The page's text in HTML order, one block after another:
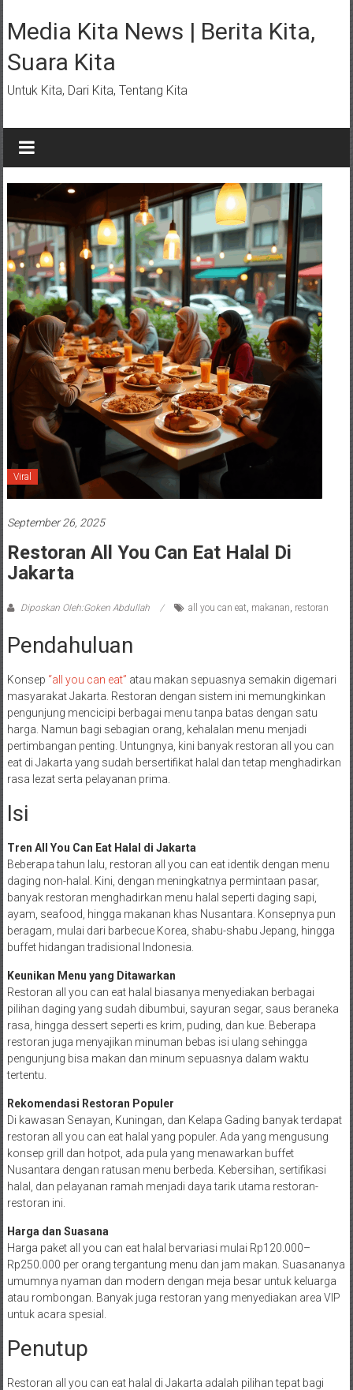
ke
konten
Media Kita News | Berita Kita,
Suara Kita
Untuk Kita, Dari Kita, Tentang Kita
Viral
September 26, 2025
Restoran All You Can Eat Halal Di
Jakarta
Diposkan Oleh:Goken Abdullah all you can eat, makanan, restoran
Pendahuluan
Konsep “all you can eat” atau makan sepuasnya semakin digemari
masyarakat Jakarta. Restoran dengan sistem ini memungkinkan
pengunjung mencicipi berbagai menu tanpa batas dengan satu
harga. Namun bagi sebagian orang, kehalalan menu menjadi
pertimbangan penting. Untungnya, kini banyak restoran all you can
eat di Jakarta yang sudah bersertifikat halal dan tetap menghadirkan
rasa lezat serta pelayanan prima.
Isi
Tren All You Can Eat Halal di Jakarta
Beberapa tahun lalu, restoran all you can eat identik dengan menu
daging non-halal. Kini, dengan meningkatnya permintaan pasar,
banyak restoran menghadirkan menu halal seperti daging sapi,
ayam, seafood, hingga makanan khas Nusantara. Konsepnya pun
beragam, mulai dari barbecue Korea, shabu-shabu Jepang, hingga
buffet hidangan tradisional Indonesia.
Keunikan Menu yang Ditawarkan
Restoran all you can eat halal biasanya menyediakan berbagai
pilihan daging yang sudah dibumbui, sayuran segar, saus beraneka
rasa, hingga dessert seperti es krim, puding, dan kue. Beberapa
restoran juga menyajikan minuman bebas isi ulang sehingga
pengunjung bisa makan dan minum sepuasnya dalam waktu
tertentu.
Rekomendasi Restoran Populer
Di kawasan Senayan, Kuningan, dan Kelapa Gading banyak terdapat
restoran all you can eat halal yang populer. Ada yang mengusung
konsep grill dan hotpot, ada pula yang menawarkan buffet
Nusantara dengan ratusan menu berbeda. Kebersihan, sertifikasi
halal, dan pelayanan ramah menjadi daya tarik utama restoran-
restoran ini.
Harga dan Suasana
Harga paket all you can eat halal bervariasi mulai Rp120.000–
Rp250.000 per orang tergantung menu dan jam makan. Suasananya
umumnya nyaman dan modern dengan meja besar untuk keluarga
atau rombongan. Banyak juga restoran yang menyediakan area VIP
untuk acara spesial.
Penutup
Restoran all you can eat halal di Jakarta adalah pilihan tepat bagi